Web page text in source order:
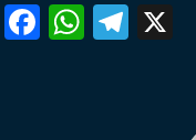
Fa W
Te